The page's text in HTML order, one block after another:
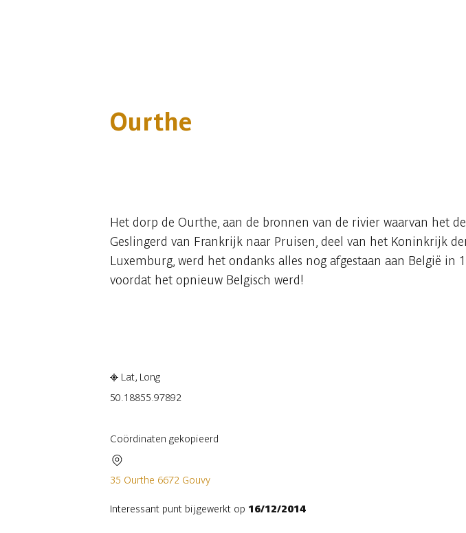
Ourthe
Het dorp de Ourthe, aan de bronnen van de rivier waarvan het
Geslingerd van Frankrijk naar Pruisen, deel van het Koninkrijk
Luxemburg, werd het ondanks alles nog afgestaan aan België
voordat het opnieuw Belgisch werd!
Lat, Long
50.18855.97892
Coördinaten gekopieerd
35 Ourthe 6672 Gouvy
Interessant punt bijgewerkt op 16/12/2014